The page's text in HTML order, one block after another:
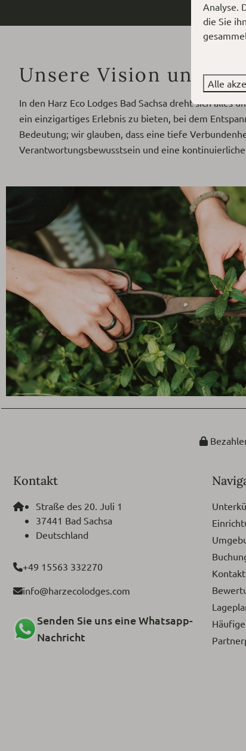
Unsere Vision und
In den Harz Eco Lodges Bad Sachsa dreht sich
ein einzigartiges Erlebnis zu bieten, bei dem
Bedeutung; wir glauben, dass eine tiefe
Verantwortungsbewusstsein und eine
Kontakt
Straße des 20. Juli 1
37441 Bad Sachsa
Deutschland
+49 15563 332270
info@harzecolodges.com
Senden Sie uns eine Whatsapp-
Nachricht
Kontakt
Analyse.
die Sie
Alle